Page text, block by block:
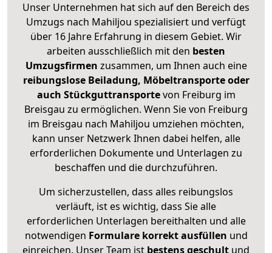
Unser Unternehmen hat sich auf den Bereich des
Umzugs nach Mahiljou spezialisiert und verfügt
über 16 Jahre Erfahrung in diesem Gebiet. Wir
arbeiten ausschließlich mit den besten
Umzugsfirmen zusammen, um Ihnen auch eine
reibungslose Beiladung, Möbeltransporte oder
auch Stückguttransportevon Freiburg im
Breisgau zu ermöglichen. Wenn Sie von Freiburg
im Breisgau nach Mahiljou umziehen möchten,
kann unser Netzwerk Ihnen dabei helfen, alle
erforderlichen Dokumente und Unterlagen zu
beschaffen und die durchzuführen.
Um sicherzustellen, dass alles reibungslos
verläuft, ist es wichtig, dass Sie alle
erforderlichen Unterlagen bereithalten und alle
notwendigen Formulare korrekt ausfüllen und
einreichen. Unser Team ist bestens geschult und